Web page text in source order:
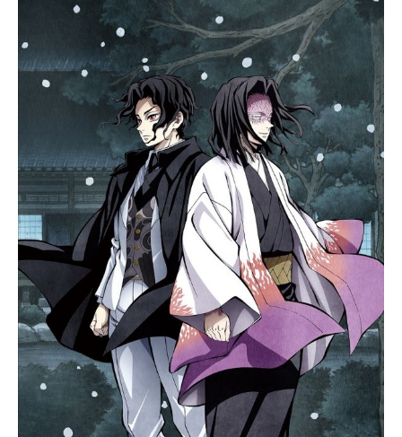
憑りついたイマジンの制御や、仮面
ライダー電王への変身が可能な存在
「特異点」であった。良太郎はモモ
タロスをはじめとする味方のイマジ
ンたちと協力しながら、時の運行を
守る戦士・電王として戦いを繰り広
げる。作品名仮面ライダー電王放送
形態特撮シリーズ仮面ライダースケ
ジュール2007年1月28日（日）～200
8年1月20日（日）テレビ朝日系にて
話数全49話キャスト野上良太郎／仮
面ライダー電王：佐藤健ハナ：白鳥
百合子桜井侑斗／仮面ライダーゼロ
ノス：中村優一ナオミ：秋山莉奈オ
ーナー：石丸謙二郎野上愛理：松本
若菜モモタロス：関俊彦（声）ウラ
タロス：遊佐浩二（声）キンタロ
ス：てらそままさき（声）リュウタ
ロス：鈴村健一（声）デネブ：大塚
芳忠（声）スタッフ原作：石ノ森章
太郎脚本：小林靖子ほか監督：田﨑
竜太ほか受賞歴第2回（2007年度）